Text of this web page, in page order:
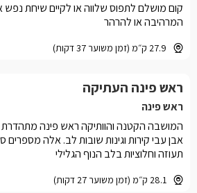
27.9 ק״מ (זמן משוער 37 דקות)
קום מושלם לתפוס שלווה או לקיים שיחת
המרהיבה או להרהר
ראש פינה העתיקה
ראש פינה
28.1 ק״מ (זמן משוער 27 דקות)
המושבה הקטנה והוותיקה ראש פינה מתהדרת
אבן עבי קירות וגינות שובות לב. אלה מספרים
תעוזה וחלוציות בלב הנוף הגלילי